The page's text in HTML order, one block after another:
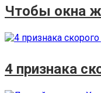
Чтобы окна
4 признака